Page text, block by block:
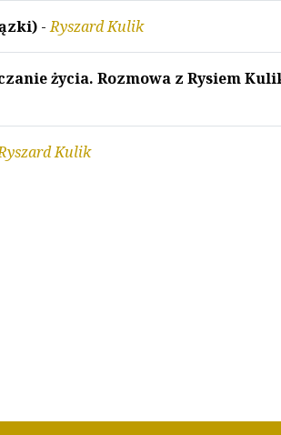
-Ryszard Kulik
życia. Rozmowa z Rysiem
Kulik